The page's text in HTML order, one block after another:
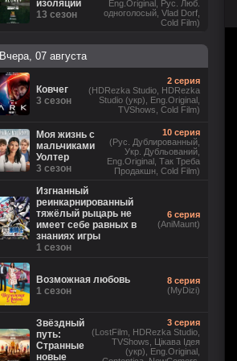
изоляции
13 сезон
Eng.Original, Рус. Люб.
одноголосый, Vlad Dorf,
Cold Film)
Вчера, 07 августа
Ковчег
3 сезон
2 серия
(HDRezka Studio, HDRezka
Studio (укр), Eng.Original,
TVShows, Cold Film)
Моя жизнь с
мальчиками
Уолтер
3 сезон
10 серия
(Рус. Дублированный,
Укр. Дубльований,
Eng.Original, Так Треба
Продакшн, Cold Film)
Изгнанный
реинкарнированный
тяжёлый рыцарь не
имеет себе равных в
знаниях игры
1 сезон
6 серия
(AniMaunt)
Возможная любовь
1 сезон
8 серия
(MyDizi)
Звёздный
путь:
Странные
новые
3 серия
(LostFilm, HDRezka Studio,
TVShows, Цікава Ідея
(укр), Eng.Original,